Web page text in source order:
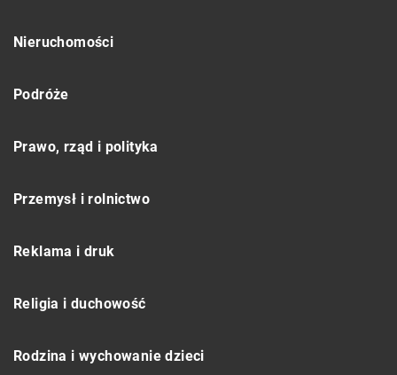
Nieruchomości
Podróże
Prawo, rząd i polityka
Przemysł i rolnictwo
Reklama i druk
Religia i duchowość
Rodzina i wychowanie dzieci